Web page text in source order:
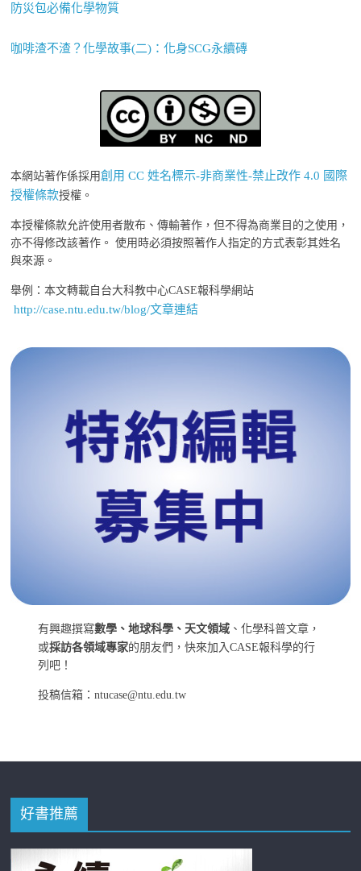
防災包必備化學物質
咖啡渣不渣？化學故事(二)：化身SCG永續磚
本網站著作係採用創用 CC 姓名標示-非商業性-禁止改作 4.0 國際
授權條款授權。
本授權條款允許使用者散布、傳輸著作，但不得為商業目的之使用，
亦不得修改該著作。 使用時必須按照著作人指定的方式表彰其姓名
與來源。
舉例：本文轉載自台大科教中心CASE報科學網站
http://case.ntu.edu.tw/blog/文章連結
有興趣撰寫數學、地球科學、天文領域 、化學科普文章，
或採訪各領域專家的朋友們，快來加入CASE報科學的行
列吧！
投稿信箱：ntucase@ntu.edu.tw
好書推薦